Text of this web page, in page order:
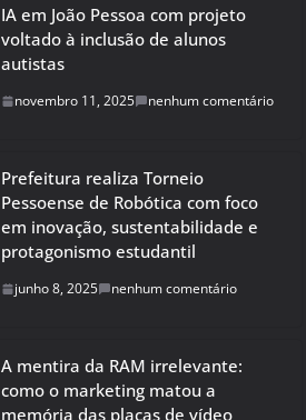
IA em João Pessoa com projeto
voltado à inclusão de alunos
autistas
novembro 11, 2025 nenhum comentário
Prefeitura realiza Torneio
Pessoense de Robótica com foco
em inovação, sustentabilidade e
protagonismo estudantil
junho 8, 2025 nenhum comentário
A mentira da RAM irrelevante:
como o marketing matou a
memória das placas de vídeo